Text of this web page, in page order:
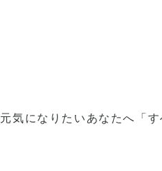
気になりたいあなたへ「